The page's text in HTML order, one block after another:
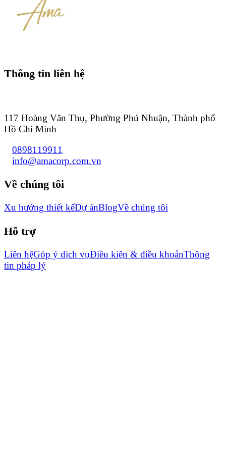
Thông tin liên hệ
117 Hoàng Văn Thụ, Phường Phú Nhuận, Thành phố
Hồ Chí Minh
0898119911
info@amacorp.com.vn
Về chúng tôi
Xu hướng thiết kếDự ánBlogVề chúng tôi
Hỗ trợ
Liên hệGóp ý dịch vụĐiều kiện & điều khoảnThông
tin pháp lý